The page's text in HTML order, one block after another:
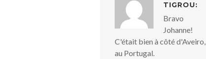
TIGROU:
Bravo
Johanne!
C'était bien à côté d'Aveiro,
au Portugal.